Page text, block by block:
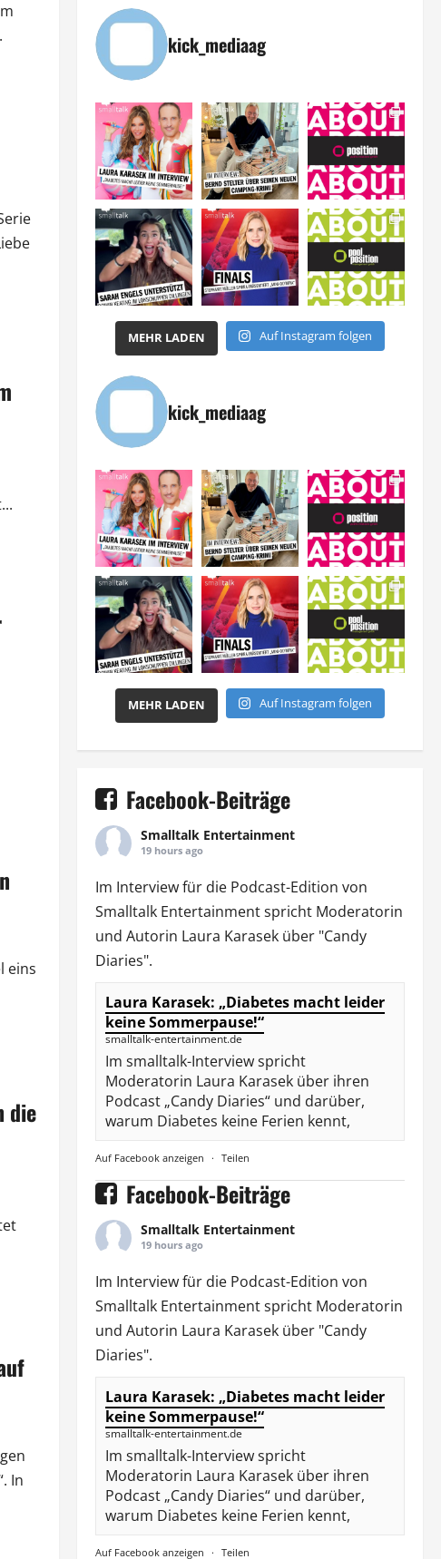
eins
die
In
kick_mediaag
MEHR LADEN Auf Instagram folgen
kick_mediaag
MEHR LADEN Auf Instagram folgen
Facebook-Beiträge
Smalltalk Entertainment
19 hours ago
Im Interview für die Podcast-Edition von
Smalltalk Entertainmentspricht Moderatorin
und Autorin Laura Karaseküber "Candy
Diaries".
Laura Karasek: „Diabetes macht leider
keine Sommerpause!“
smalltalk-entertainment.de
Im smalltalk-Interview spricht
Moderatorin Laura Karasek über ihren
Podcast „Candy Diaries“ und darüber,
warum Diabetes keine Ferien kennt,
Auf Facebook anzeigen · Teilen
Facebook-Beiträge
Smalltalk Entertainment
19 hours ago
Im Interview für die Podcast-Edition von
Smalltalk Entertainmentspricht Moderatorin
und Autorin Laura Karaseküber "Candy
Diaries".
Laura Karasek: „Diabetes macht leider
keine Sommerpause!“
smalltalk-entertainment.de
Im smalltalk-Interview spricht
Moderatorin Laura Karasek über ihren
Podcast „Candy Diaries“ und darüber,
warum Diabetes keine Ferien kennt,
Auf Facebook anzeigen · Teilen